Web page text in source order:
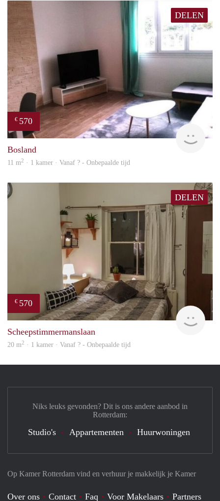
DELEN
€ 570
Bosland
11 m2 · 1 kamer · Vanaf ? - Onbepaalde tijd
DELEN
€ 570
Scheepstimmermanslaan
20 m2 · 1 kamer · Vanaf ? - Onbepaalde tijd
Op Kamer Rotterdam vind en verhuur je makkelijk je Kamer
Over ons Contact Faq Voor Makelaars Partners
Niks leuks gevonden? Dit is ons andere aanbod in
Rotterdam:
Studio's Appartementen Huurwoningen